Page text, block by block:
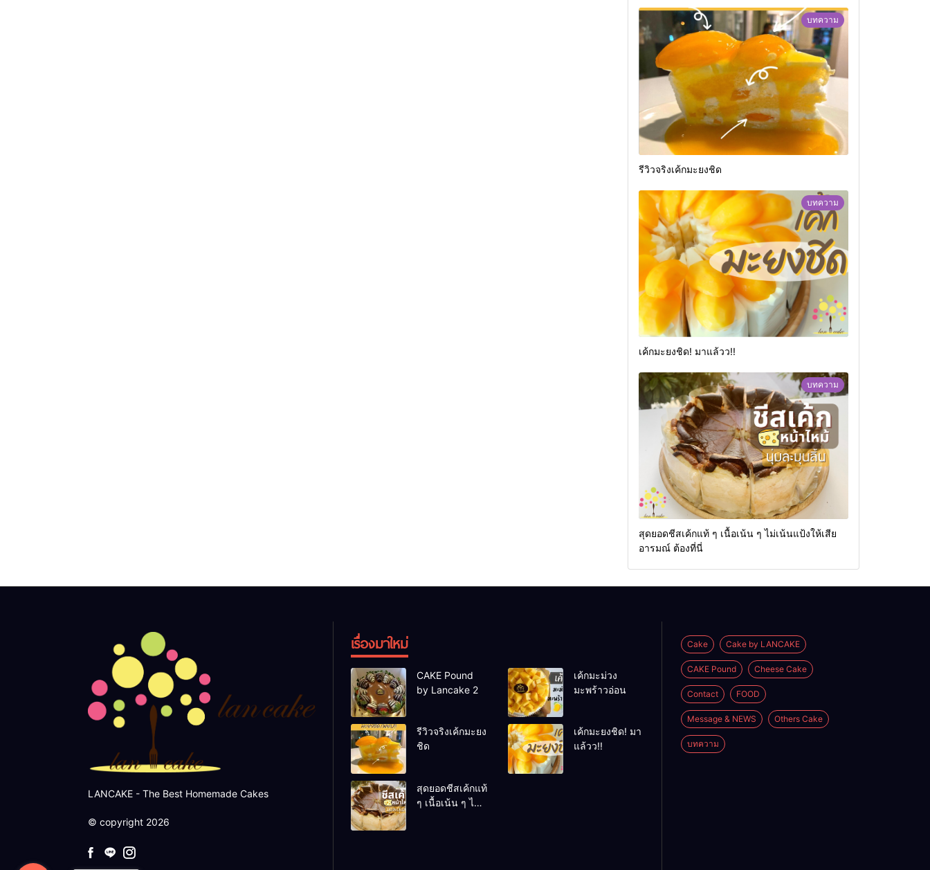
บทความ
รีวิวจริงเค้กมะยงชิด
บทความ
เค้กมะยงชิด! มาแล้วว!!
บทความ
สุดยอดชีสเค้กแท้ ๆ เนื้อเน้น ๆ ไม่เน้นแป้งให้เสีย
อารมณ์ ต้องที่นี่
LANCAKE - The Best Homemade Cakes
© copyright 2026
เรื่องมาใหม่
CAKE Pound
by Lancake 2
เค้กมะม่วง
มะพร้าวอ่อน
รีวิวจริงเค้กมะยง
ชิด
เค้กมะยงชิด! มา
แล้วว!!
สุดยอดชีสเค้กแท้
ๆ เนื้อเน้น ๆ ไม่
Cake Cake by LANCAKE
CAKE Pound Cheese Cake
Contact FOOD
Message & NEWS Others Cake
บทความ